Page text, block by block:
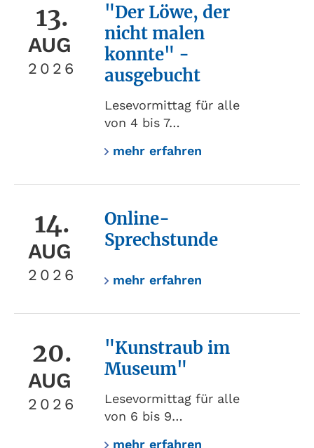
13.
AUG
2026
"Der Löwe, der
nicht malen
konnte" -
ausgebucht
Lesevormittag für alle
von 4 bis 7…
mehr erfahren
14.
AUG
2026
Online-
Sprechstunde
mehr erfahren
20.
AUG
2026
"Kunstraub im
Museum"
Lesevormittag für alle
von 6 bis 9…
mehr erfahren